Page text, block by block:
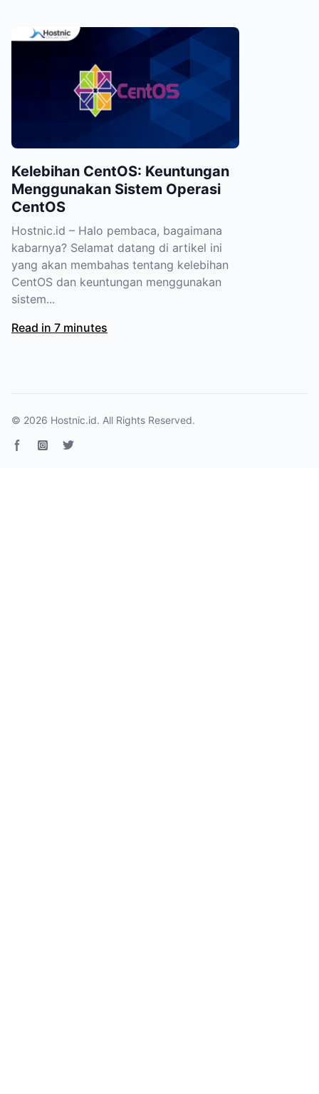
Kelebihan CentOS: Keuntungan
Menggunakan Sistem Operasi
CentOS
Hostnic.id – Halo pembaca, bagaimana
kabarnya? Selamat datang di artikel ini
yang akan membahas tentang kelebihan
CentOS dan keuntungan menggunakan
sistem...
Read in 7 minutes
© 2026 Hostnic.id. All Rights Reserved.